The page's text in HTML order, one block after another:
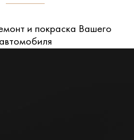
и покраска Вашего
автомобиля